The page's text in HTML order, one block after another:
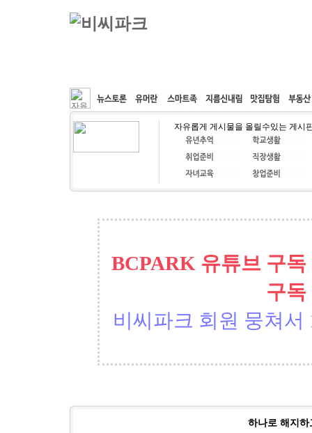
커뮤니티 속도패치 웹호스팅 공동구매
자유롭게 게시물을 올릴수있는 게시
BCPARK 유튜브 구
구독
비씨파크 회원 뭉쳐서
하나로 해지하